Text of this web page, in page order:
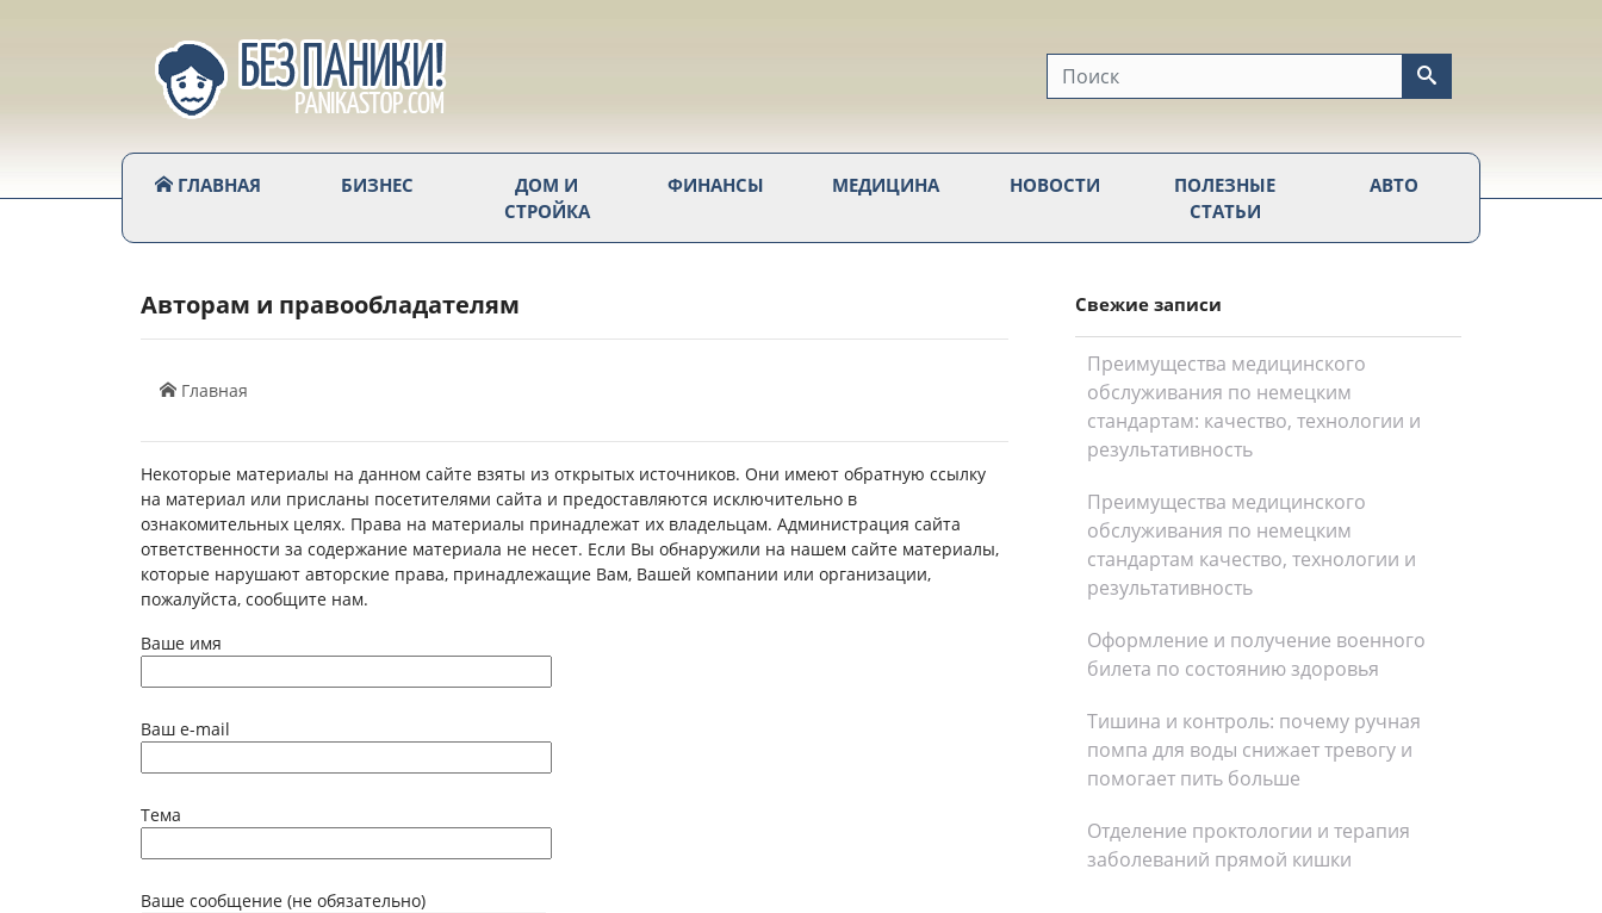
ГЛАВНАЯ БИЗНЕС
ДОМ И
СТРОЙКА
ФИНАНСЫ МЕДИЦИНА НОВОСТИ
ПОЛЕЗНЫЕ
СТАТЬИ
АВТО
Авторам и правообладателям
Главная
Некоторые материалы на данном сайте взяты из открытых источников. Они имеют обратную ссылку
на материал или присланы посетителями сайта и предоставляются исключительно в
ознакомительных целях. Права на материалы принадлежат их владельцам. Администрация сайта
ответственности за содержание материала не несет. Если Вы обнаружили на нашем сайте материалы,
которые нарушают авторские права, принадлежащие Вам, Вашей компании или организации,
пожалуйста, сообщите нам.
Ваше имя
Ваш e-mail
Тема
Ваше сообщение (не обязательно)
Свежие записи
Преимущества медицинского
обслуживания по немецким
стандартам: качество, технологии и
результативность
Преимущества медицинского
обслуживания по немецким
стандартам качество, технологии и
результативность
Оформление и получение военного
билета по состоянию здоровья
Тишина и контроль: почему ручная
помпа для воды снижает тревогу и
помогает пить больше
Отделение проктологии и терапия
заболеваний прямой кишки